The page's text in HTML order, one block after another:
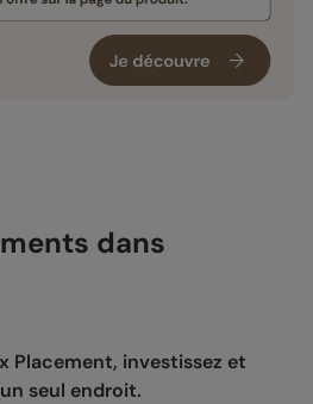
dans
Placement, investissez et
seul endroit.